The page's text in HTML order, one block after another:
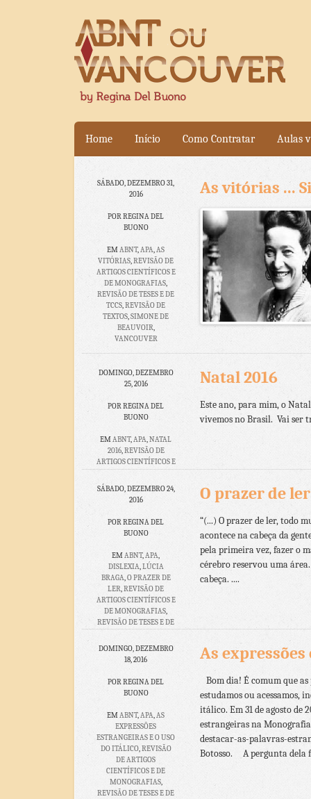
Home Início Como Contratar Aulas
SÁBADO, DEZEMBRO 31,
2016
POR REGINA DEL
BUONO
EMABNT,APA,AS
VITÓRIAS,REVISÃO DE
ARTIGOS CIENTÍFICOS E
DE MONOGRAFIAS,
REVISÃO DE TESES E DE
TCCS,REVISÃO DE
TEXTOS,SIMONE DE
BEAUVOIR,
VANCOUVER
COMENTÁRIO
As vitórias ...
DOMINGO, DEZEMBRO
25, 2016
POR REGINA DEL
BUONO
EMABNT,APA,NATAL
2016,REVISÃO DE
ARTIGOS CIENTÍFICOS E
REVISÃO DE TESES E DE
,REVISÃO DE
NENHUM
Natal 2016
Este ano, para mim, o
vivemos no Brasil. Vai ser
SÁBADO, DEZEMBRO 24,
2016
POR REGINA DEL
BUONO
EMABNT,APA,
DISLEXIA,LÚCIA
BRAGA,O PRAZER DE
LER,REVISÃO DE
ARTIGOS CIENTÍFICOS E
DE MONOGRAFIAS,
REVISÃO DE TESES E DE
TEXTOS,VANCOUVER
COMENTÁRIO
O prazer de
“(...) O prazer de ler, todo
acontece na cabeça da
pela primeira vez, fazer o
cérebro reservou uma
cabeça. ....
DOMINGO, DEZEMBRO
18, 2016
POR REGINA DEL
BUONO
EMABNT,APA,AS
EXPRESSÕES
ESTRANGEIRAS E O USO
DO ITÁLICO,REVISÃO
DE ARTIGOS
CIENTÍFICOS E DE
MONOGRAFIAS,
REVISÃO DE TESES E DE
As
Bom dia! É comum que
estudamos ou acessamos,
itálico. Em 31 de agosto de
estrangeiras na
destacar-as-palavras-
Botosso. A pergunta dela